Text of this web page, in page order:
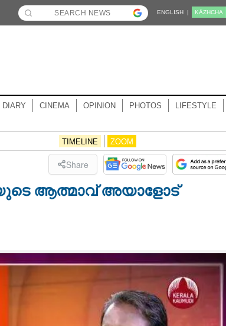
ENGLISH | KĀZHCHA
DIARY CINEMA OPINION PHOTOS LIFESTYLE
TIMELINE ZOOM
Share
ആത്മാവ് അയാളോട്